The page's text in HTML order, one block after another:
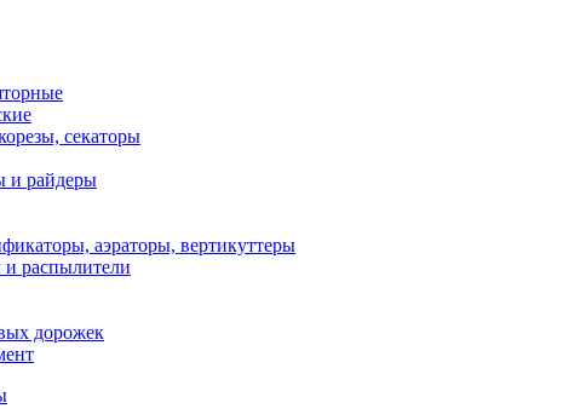
секаторы
и райдеры
аэраторы, вертикуттеры
распылители
дорожек